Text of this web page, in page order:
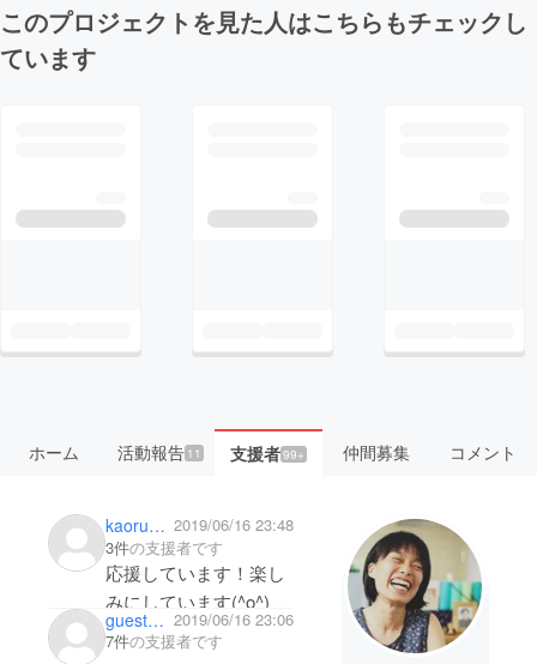
このプロジェクトを見た人はこちらもチェックし
ています
ホーム 活動報告11 支援者99+ 仲間募集 コメント
kaoru311 2019/06/16 23:48
3件の支援者です
応援しています！楽し
みにしています(^o^)
guestaa9f128c0b 2019/06/16 23:06
7件の支援者です